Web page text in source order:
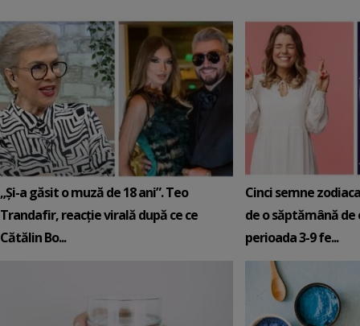
„Și-a găsit o muză de 18 ani”. Teo
Trandafir, reacție virală după ce ce
Cătălin Bo...
Cinci semne
de o săptămână de
perioada 3-9 fe...